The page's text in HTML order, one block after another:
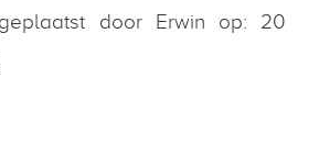
door Erwin op: 20